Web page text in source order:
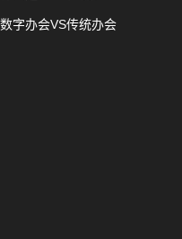
数字办会VS传统办会